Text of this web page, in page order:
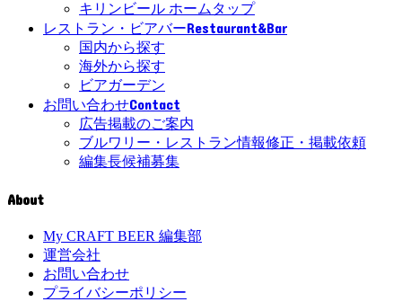
キリンビール ホームタップ
レストラン・ビアバーRestaurant&Bar
国内から探す
海外から探す
ビアガーデン
お問い合わせContact
広告掲載のご案内
ブルワリー・レストラン情報修正・掲載依頼
編集長候補募集
About
My CRAFT BEER 編集部
運営会社
お問い合わせ
プライバシーポリシー